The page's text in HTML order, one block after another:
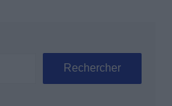
Rechercher